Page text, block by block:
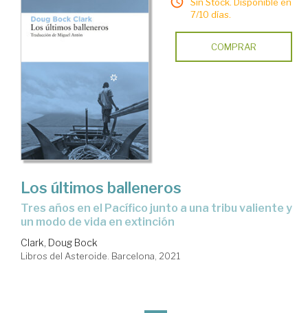
Sin Stock. Disponible en
7/10 días.
COMPRAR
Los últimos balleneros
tres años en el Pacífico junto a una tribu valiente y
un modo de vida en extinción
Clark, Doug Bock
Libros del Asteroide. Barcelona, 2021